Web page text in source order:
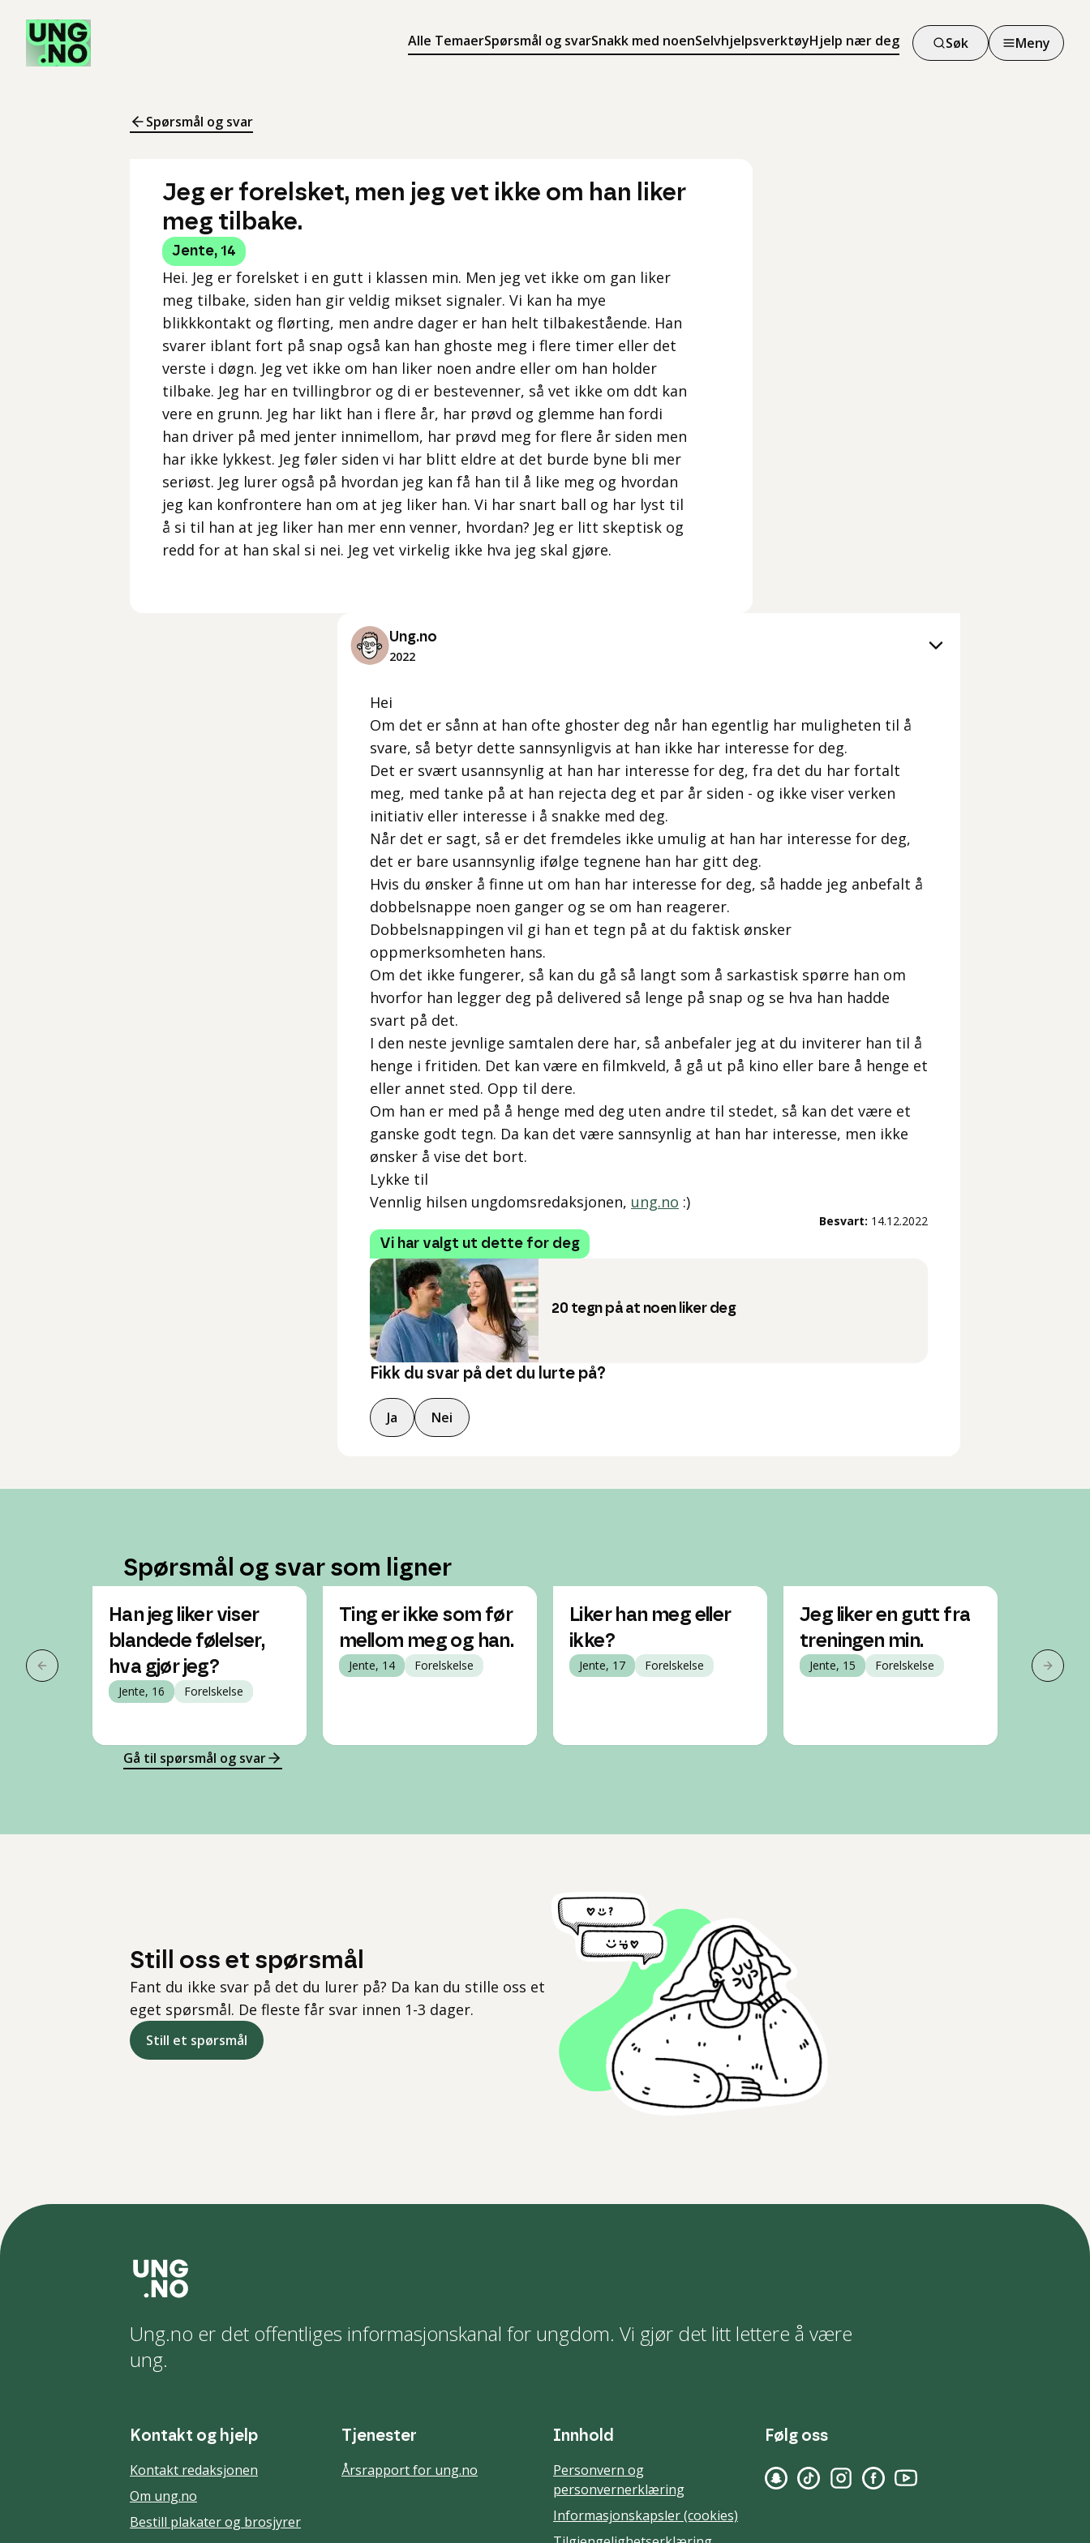
Alle TemaerSpørsmål og svarSnakk med noenSelvhjelpsverktøyHjelp nær deg
Søk
Søk
Meny
Meny
Spørsmål og svar
Jeg er forelsket, men jeg vet ikke om han liker
meg tilbake.
Jente, 14
Hei. Jeg er forelsket i en gutt i klassen min. Men jeg vet ikke om gan liker
meg tilbake, siden han gir veldig mikset signaler. Vi kan ha mye
blikkkontakt og flørting, men andre dager er han helt tilbakestående. Han
svarer iblant fort på snap også kan han ghoste meg i flere timer eller det
verste i døgn. Jeg vet ikke om han liker noen andre eller om han holder
tilbake. Jeg har en tvillingbror og di er bestevenner, så vet ikke om ddt kan
vere en grunn. Jeg har likt han i flere år, har prøvd og glemme han fordi
han driver på med jenter innimellom, har prøvd meg for flere år siden men
har ikke lykkest. Jeg føler siden vi har blitt eldre at det burde byne bli mer
seriøst. Jeg lurer også på hvordan jeg kan få han til å like meg og hvordan
jeg kan konfrontere han om at jeg liker han. Vi har snart ball og har lyst til
å si til han at jeg liker han mer enn venner, hvordan? Jeg er litt skeptisk og
redd for at han skal si nei. Jeg vet virkelig ikke hva jeg skal gjøre.
Ung.no
2022
Hei
Om det er sånn at han ofte ghoster deg når han egentlig har muligheten til å
svare, så betyr dette sannsynligvis at han ikke har interesse for deg.
Det er svært usannsynlig at han har interesse for deg, fra det du har fortalt
meg, med tanke på at han rejecta deg et par år siden - og ikke viser verken
initiativ eller interesse i å snakke med deg.
Når det er sagt, så er det fremdeles ikke umulig at han har interesse for deg,
det er bare usannsynlig ifølge tegnene han har gitt deg.
Hvis du ønsker å finne ut om han har interesse for deg, så hadde jeg anbefalt å
dobbelsnappe noen ganger og se om han reagerer.
Dobbelsnappingen vil gi han et tegn på at du faktisk ønsker
oppmerksomheten hans.
Om det ikke fungerer, så kan du gå så langt som å sarkastisk spørre han om
hvorfor han legger deg på delivered så lenge på snap og se hva han hadde
svart på det.
I den neste jevnlige samtalen dere har, så anbefaler jeg at du inviterer han til å
henge i fritiden. Det kan være en filmkveld, å gå ut på kino eller bare å henge et
eller annet sted. Opp til dere.
Om han er med på å henge med deg uten andre til stedet, så kan det være et
ganske godt tegn. Da kan det være sannsynlig at han har interesse, men ikke
ønsker å vise det bort.
Lykke til
Vennlig hilsen ungdomsredaksjonen, ung.no :)
Besvart: 14.12.2022
Vi har valgt ut dette for deg
20 tegn på at noen liker deg
Fikk du svar på det du lurte på?
Ja Nei
Spørsmål og svar som ligner
Forrige slide
Han jeg liker viser
blandede følelser,
hva gjør jeg?
Jente, 16 Forelskelse
Ting er ikke som før
mellom meg og han.
Jente, 14 Forelskelse
Liker han meg eller
ikke?
Jente, 17 Forelskelse
Jeg liker en gutt fra
treningen min.
Jente, 15 Forelskelse Jente, 13
Neste
Gå til spørsmål og svar
Still oss et spørsmål
Fant du ikke svar på det du lurer på? Da kan du stille oss et
eget spørsmål. De fleste får svar innen 1-3 dager.
Still et spørsmål
Ung.no er det offentliges informasjonskanal for ungdom. Vi gjør det litt lettere å være
ung.
Kontakt og hjelp
Kontakt redaksjonen
Om ung.no
Bestill plakater og brosjyrer
Tjenester
Årsrapport for ung.no
Innhold
Personvern og
personvernerklæring
Informasjonskapsler (cookies)
Følg oss